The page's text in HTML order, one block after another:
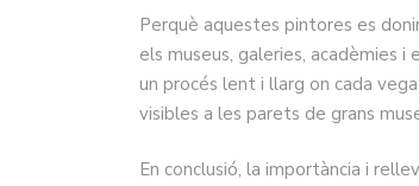
Perquè aquestes pintores es
els museus, galeries, acadèmies
un procés lent i llarg on cada
visibles a les parets de grans
En conclusió, la importància i